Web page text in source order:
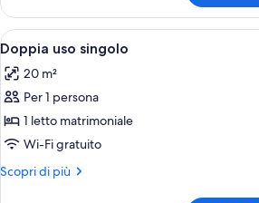
Standard,
vista
piazza,
balcone
Apri
tutte
le
foto
per
Doppia
uso
singolo
Minibar,
4
Doppia uso singolo
20 m²
Per 1 persona
1 letto matrimoniale
Wi-Fi gratuito
Scopri di più
Altri